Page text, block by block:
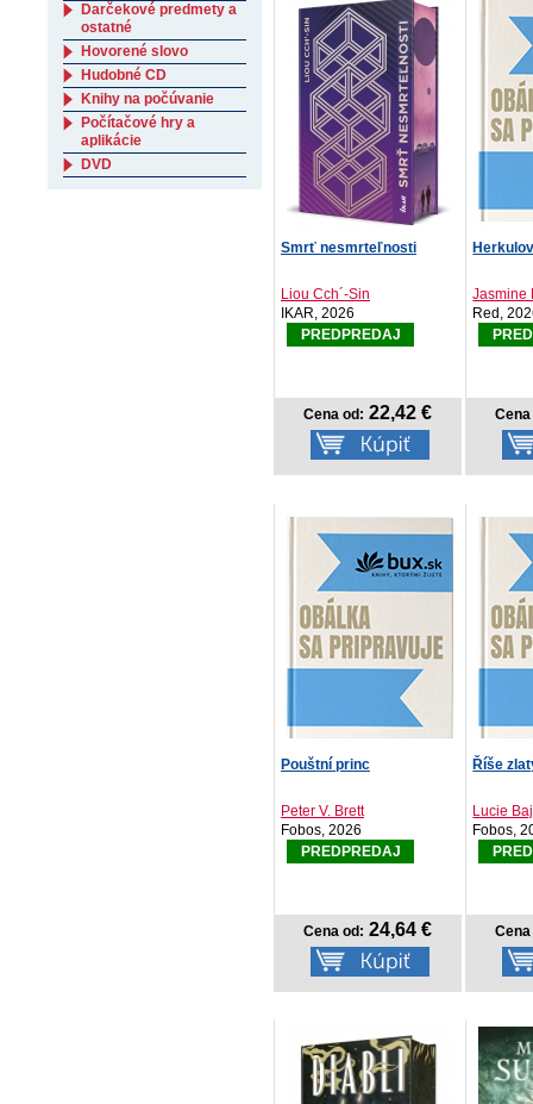
Smrť nesmrteľnosti
Liou Cch´-Sin
IKAR, 2026
PREDPREDAJ
Cena od: 22,42 €
Jasmine
Red,
Pouštní princ
Peter V. Brett
Fobos, 2026
PREDPREDAJ
Cena od: 24,64 €
Říše
Lucie
Fobos,
Darčekové predmety a
ostatné
Hovorené slovo
Hudobné CD
Knihy na počúvanie
Počítačové hry a
aplikácie
DVD